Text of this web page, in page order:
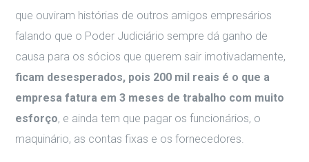
que ouviram histórias de outros amigos empresários
falando que o Poder Judiciário sempre dá ganho de
causa para os sócios que querem sair imotivadamente,
ficam desesperados, pois 200 mil reais é o que a
empresa fatura em 3 meses de trabalho com muito
esforço, e ainda tem que pagar os funcionários, o
maquinário, as contas fixas e os fornecedores.